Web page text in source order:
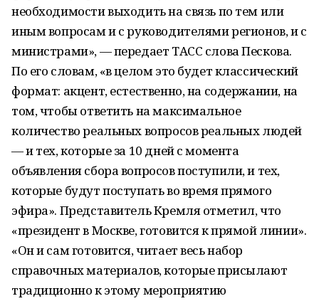
необходимости выходить на связь по тем или
иным вопросам и с руководителями регионов, и с
министрами», — передает ТАСС слова Пескова.
По его словам, «в целом это будет классический
формат: акцент, естественно, на содержании, на
том, чтобы ответить на максимальное
количество реальных вопросов реальных людей
— и тех, которые за 10 дней с момента
объявления сбора вопросов поступили, и тех,
которые будут поступать во время прямого
эфира». Представитель Кремля отметил, что
«президент в Москве, готовится к прямой линии».
«Он и сам готовится, читает весь набор
справочных материалов, которые присылают
традиционно к этому мероприятию